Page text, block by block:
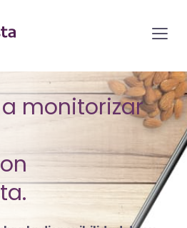
monitorizar